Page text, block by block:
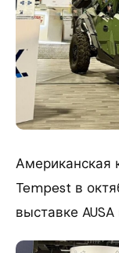
Американская
Tempest в
выставке